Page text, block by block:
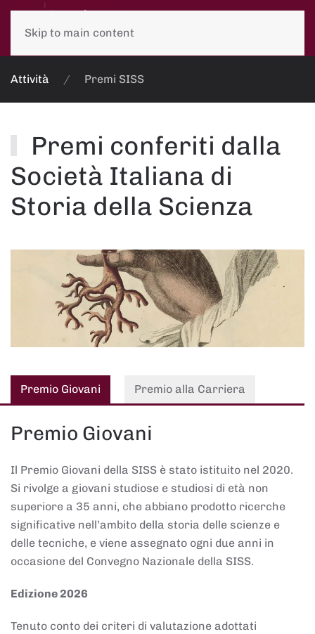
Skip to main content
Attività Premi SISS
Premi conferiti dalla
Società Italiana di
Storia della Scienza
Premio Giovani Premio alla Carriera
Premio Giovani
Il Premio Giovani della SISS è stato istituito nel 2020.
Si rivolge a giovani studiose e studiosi di età non
superiore a 35 anni, che abbiano prodotto ricerche
significative nell’ambito della storia delle scienze e
delle tecniche, e viene assegnato ogni due anni in
occasione del Convegno Nazionale della SISS.
Edizione 2026
Tenuto conto dei criteri di valutazione adottati